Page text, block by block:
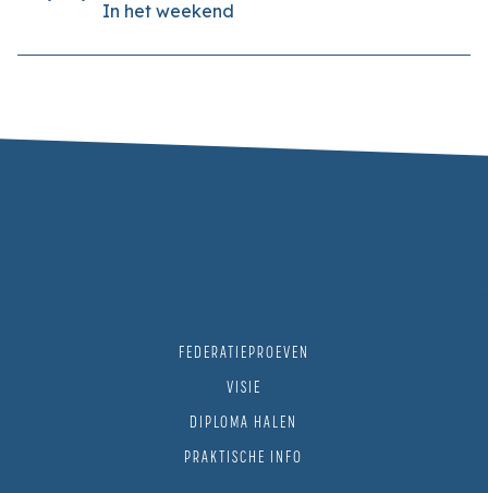
In het weekend
FEDERATIEPROEVEN
VISIE
DIPLOMA HALEN
PRAKTISCHE INFO